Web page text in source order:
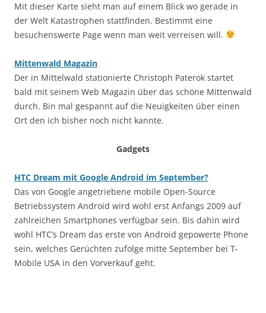
Mit dieser Karte sieht man auf einem Blick wo gerade in
der Welt Katastrophen stattfinden. Bestimmt eine
besuchenswerte Page wenn man weit verreisen will.
Mittenwald Magazin
Der in Mittelwald stationierte Christoph Paterok startet
bald mit seinem Web Magazin über das schöne Mittenwald
durch. Bin mal gespannt auf die Neuigkeiten über einen
Ort den ich bisher noch nicht kannte.
Gadgets
HTC Dream mit Google Android im September?
Das von Google angetriebene mobile Open-Source
Betriebssystem Android wird wohl erst Anfangs 2009 auf
zahlreichen Smartphones verfügbar sein. Bis dahin wird
wohl HTC’s Dream das erste von Android gepowerte Phone
sein, welches Gerüchten zufolge mitte September bei T-
Mobile USA in den Vorverkauf geht.